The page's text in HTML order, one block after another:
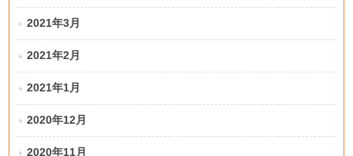
2021年3月
2021年2月
2021年1月
2020年12月
2020年11月